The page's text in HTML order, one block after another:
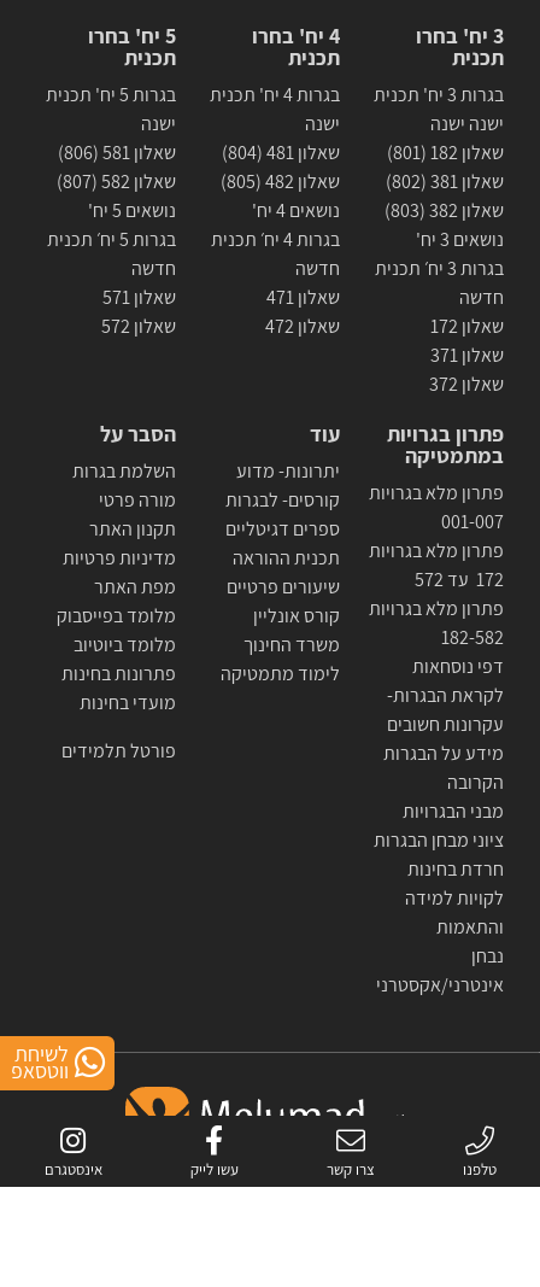
לשיחת
ווטסאפ
טלפנו צרו קשר עשו לייק אינסטגרם
3 יח' בחרו
תכנית
בגרות 3 יח' תכנית
ישנה ישנה
שאלון 182 (801)
שאלון 381 (802)
שאלון 382 (803)
נושאים 3 יח'
בגרות 3 יח׳ תכנית
חדשה
שאלון 172
שאלון 371
שאלון 372
4 יח' בחרו
תכנית
בגרות 4 יח' תכנית
ישנה
שאלון 481 (804)
שאלון 482 (805)
נושאים 4 יח'
בגרות 4 יח׳ תכנית
חדשה
שאלון 471
שאלון 472
5 יח' בחרו
תכנית
בגרות 5 יח' תכנית
ישנה
שאלון 581 (806)
שאלון 582 (807)
נושאים 5 יח'
בגרות 5 יח׳ תכנית
חדשה
שאלון 571
שאלון 572
פתרון בגרויות
במתמטיקה
פתרון מלא בגרויות
001-007
פתרון מלא בגרויות
172 עד 572
פתרון מלא בגרויות
182-582
דפי נוסחאות
לקראת הבגרות-
עקרונות חשובים
מידע על הבגרות
הקרובה
מבני הבגרויות
ציוני מבחן הבגרות
חרדת בחינות
לקויות למידה
והתאמות
נבחן
אינטרני/אקסטרני
עוד
יתרונות- מדוע
קורסים- לבגרות
ספרים דגיטליים
תכנית ההוראה
שיעורים פרטיים
קורס אונליין
משרד החינוך
לימוד מתמטיקה
הסבר על
השלמת בגרות
מורה פרטי
תקנון האתר
מדיניות פרטיות
מפת האתר
מלומד בפייסבוק
מלומד ביוטיוב
פתרונות בחינות
מועדי בחינות
פורטל תלמידים
אתר זה מוגן באמצעות reCAPTCHA. מדיניות הפרטיות
של Google.
כל הזכויות שמורות לחברת מלומד- פתרונות לימוד מתקדמים בע"מ © 2007-2026